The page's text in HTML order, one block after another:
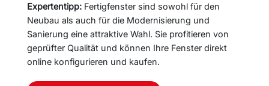
Expertentipp: Fertigfenster sind sowohl für den
Neubau als auch für die Modernisierung und
Sanierung eine attraktive Wahl. Sie profitieren von
geprüfter Qualität und können Ihre Fenster direkt
online konfigurieren und kaufen.